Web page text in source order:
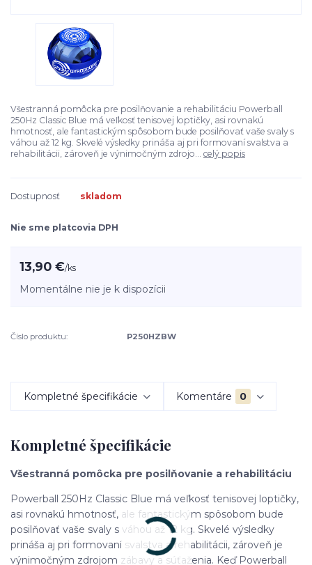
Všestranná pomôcka pre posilňovanie a rehabilitáciu Powerball
250Hz Classic Blue má veľkosť tenisovej loptičky, asi rovnakú
hmotnosť, ale fantastickým spôsobom bude posilňovať vaše svaly s
váhou až 12 kg. Skvelé výsledky prináša aj pri formovaní svalstva a
rehabilitácii, zároveň je výnimočným zdrojo... celý popis
Dostupnosť skladom
Nie sme platcovia DPH
13,90 €/ks
Momentálne nie je k dispozícii
Číslo produktu: P250HZBW
Kompletné špecifikácie Komentáre 0
Kompletné špecifikácie
Všestranná pomôcka pre posilňovanie a rehabilitáciu
Powerball 250Hz Classic Blue má veľkosť tenisovej loptičky,
asi rovnakú hmotnosť, ale fantastickým spôsobom bude
posilňovať vaše svaly s váhou až 12 kg. Skvelé výsledky
prináša aj pri formovaní svalstva a rehabilitácii, zároveň je
výnimočným zdrojom zábavy a súťaženia. Keď Powerball